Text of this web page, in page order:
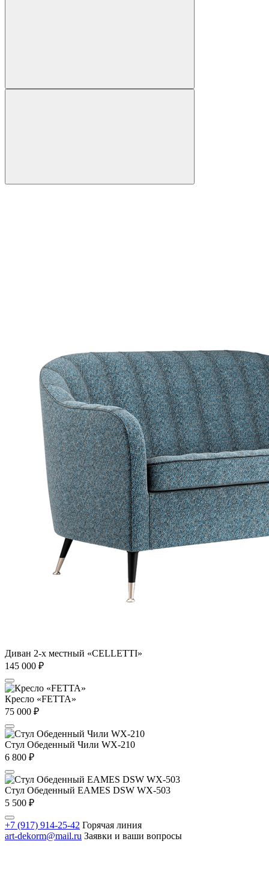
Диван 2-х местный «CELLETTI»
145 000 ₽
Кресло «FETTA»
75 000 ₽
Стул Обеденный Чили WX-210
6 800 ₽
Стул Обеденный EAMES DSW WX-503
5 500 ₽
+7 (917) 914-25-42 Горячая линия
art-dekorm@mail.ru Заявки и ваши вопросы